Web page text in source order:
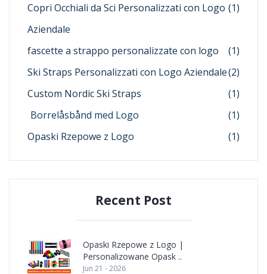
Copri Occhiali da Sci Personalizzati con Logo
Aziendale
(1)
fascette a strappo personalizzate con logo
(1)
Ski Straps Personalizzati con Logo Aziendale(2)
Custom Nordic Ski Straps
(1)
Borrelåsbånd med Logo
(1)
Opaski Rzepowe z Logo
(1)
Recent Post
Opaski Rzepowe z Logo |
Personalizowane Opask ..
Jun 21 - 2026